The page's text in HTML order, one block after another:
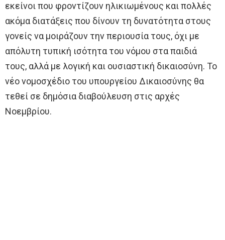
εκείνοι που φροντίζουν ηλικιωμένους και πολλές
ακόμα διατάξεις που δίνουν τη δυνατότητα στους
γονείς να μοιράζουν την περιουσία τους, όχι με
απόλυτη τυπική ισότητα του νόμου στα παιδιά
τους, αλλά με λογική και ουσιαστική δικαιοσύνη. Το
νέο νομοσχέδιο του υπουργείου Δικαιοσύνης θα
τεθεί σε δημόσια διαβούλευση στις αρχές
Νοεμβρίου.